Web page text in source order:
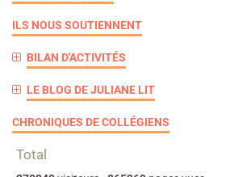
ILS NOUS SOUTIENNENT
BILAN D'ACTIVITÉS
LE BLOG DE JULIANE LIT
CHRONIQUES DE COLLÉGIENS
Total